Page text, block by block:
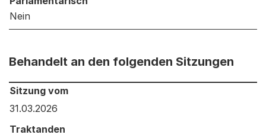
Nein
Behandelt an den folgenden Sitzungen
Behandelt an den folgenden Sitzungen: Informationen
Sitzung vom
31.03.2026
Traktanden